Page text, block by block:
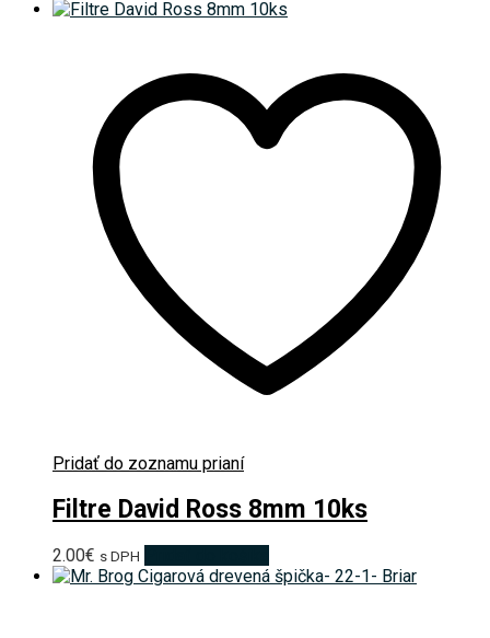
Pridať do zoznamu prianí
Filtre David Ross 8mm 10ks
2.00€ s DPH